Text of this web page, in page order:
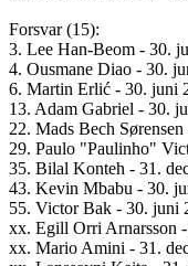
Forsvar (15):
3. Lee Han-Beom - 30.
4. Ousmane Diao - 30.
6. Martin Erlić - 30. juni
13. Adam Gabriel - 30.
22. Mads Bech
29. Paulo "Paulinho"
35. Bilal Konteh - 31.
43. Kevin Mbabu - 30.
55. Victor Bak - 30. juni
xx. Egill Orri Arnarsson
xx. Mario Amini - 31.